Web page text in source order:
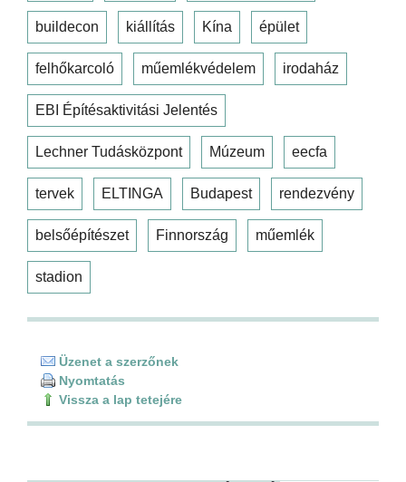
buildecon kiállítás Kína épület
felhőkarcoló műemlékvédelem irodaház
EBI Építésaktivitási Jelentés
Lechner Tudásközpont Múzeum eecfa
tervek ELTINGA Budapest rendezvény
belsőépítészet Finnország műemlék
stadion
Üzenet a szerzőnek
Nyomtatás
Vissza a lap tetejére